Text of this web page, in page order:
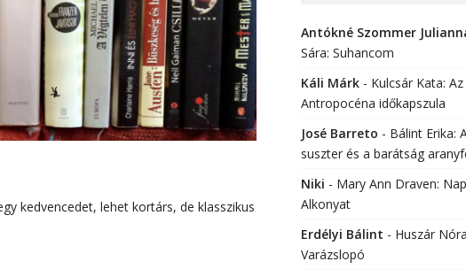
kedvencedet, lehet kortárs, de klasszikus
Antókné Szommer
Sára: Suhancom
Káli Márk - Kulcsár Kata: Az
Antropocéna időkapszula
José Barreto - Bálint Erika:
suszter és a barátság
Niki - Mary Ann Draven:
Alkonyat
Erdélyi Bálint - Huszár
Varázslopó